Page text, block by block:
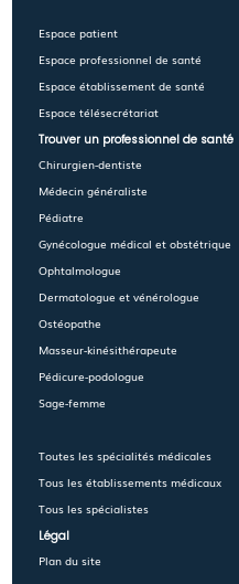
Espace patient
Espace professionnel de santé
Espace établissement de santé
Espace télésecrétariat
Trouver un professionnel de santé
Chirurgien-dentiste
Médecin généraliste
Pédiatre
Gynécologue médical et obstétrique
Ophtalmologue
Dermatologue et vénérologue
Ostéopathe
Masseur-kinésithérapeute
Pédicure-podologue
Sage-femme
Toutes les spécialités médicales
Tous les établissements médicaux
Tous les spécialistes
Légal
Plan du site